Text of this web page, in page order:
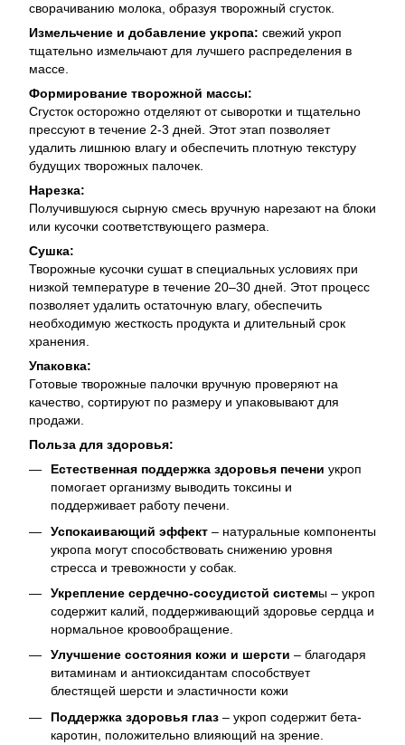
сворачиванию молока, образуя творожный сгусток.
Измельчение и добавление укропа: свежий укроп
тщательно измельчают для лучшего распределения в
массе.
Формирование творожной массы:
Сгусток осторожно отделяют от сыворотки и тщательно
прессуют в течение 2-3 дней. Этот этап позволяет
удалить лишнюю влагу и обеспечить плотную текстуру
будущих творожных палочек.
Нарезка:
Получившуюся сырную смесь вручную нарезают на блоки
или кусочки соответствующего размера.
Сушка:
Творожные кусочки сушат в специальных условиях при
низкой температуре в течение 20–30 дней. Этот процесс
позволяет удалить остаточную влагу, обеспечить
необходимую жесткость продукта и длительный срок
хранения.
Упаковка:
Готовые творожные палочки вручную проверяют на
качество, сортируют по размеру и упаковывают для
продажи.
Польза для здоровья:
Естественная поддержка здоровья печени укроп
помогает организму выводить токсины и
поддерживает работу печени.
Успокаивающий эффект – натуральные компоненты
укропа могут способствовать снижению уровня
стресса и тревожности у собак.
Укрепление сердечно-сосудистой системы – укроп
содержит калий, поддерживающий здоровье сердца и
нормальное кровообращение.
Улучшение состояния кожи и шерсти – благодаря
витаминам и антиоксидантам способствует
блестящей шерсти и эластичности кожи
Поддержка здоровья глаз – укроп содержит бета-
каротин, положительно влияющий на зрение.